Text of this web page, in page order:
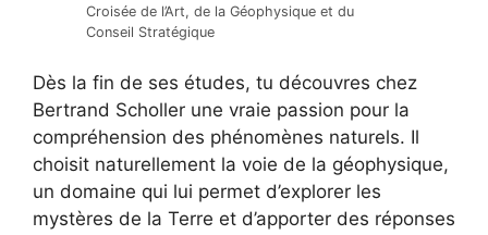
Croisée de l’Art, de la Géophysique et du
Conseil Stratégique
Dès la fin de ses études, tu découvres chez
Bertrand Scholler une vraie passion pour la
compréhension des phénomènes naturels. Il
choisit naturellement la voie de la géophysique,
un domaine qui lui permet d’explorer les
mystères de la Terre et d’apporter des réponses